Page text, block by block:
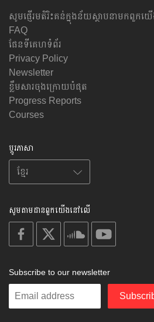
សូមផ្ញើរមតិរិះគន់ក្នុងន័យស្ថាបនាមកពួកយ
FAQ
ផែនទីគេហទំព័រ
Privacy Policy
Newsletter
ខ្លឹមសារចុងក្រោយបំផុត
Progress Reports
Courses
ប្តូរភាសា
សូមតាមដានពួកយើងនៅលើ
on
facebook
on on
soundcloud
on
Subscribe to our newsletter
Enter